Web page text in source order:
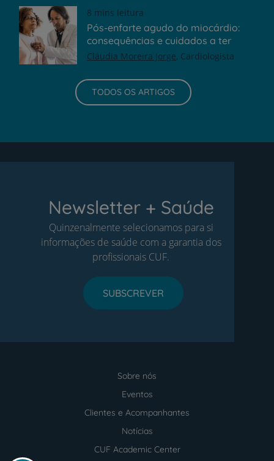
8 mins leitura
Pós-enfarte agudo do miocárdio:
consequências e cuidados a ter
Cláudia Moreira Jorge Cardiologista
TODOS OS ARTIGOS
Newsletter + Saúde
Quinzenalmente selecionamos para si
informações de saúde com a garantia dos
profissionais CUF.
SUBSCREVER
Sobre nós
Eventos
Clientes e Acompanhantes
Notícias
CUF Academic Center